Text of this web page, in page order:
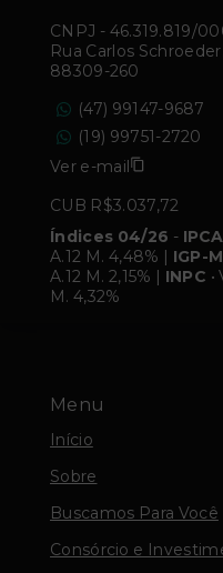
Menu
Início
Sobre
Buscamos Para Você
Consórcio e
CNPJ - 46.319.819/
Rua Carlos
88309-260
(47) 99147-9687
(19) 99751-2720
Ver e-mail
CUB R$3.037,72
Índices 04/26 - IPCA
A.12 M. 4,48% | IGP-M
A.12 M. 2,15% | INPC
M. 4,32%